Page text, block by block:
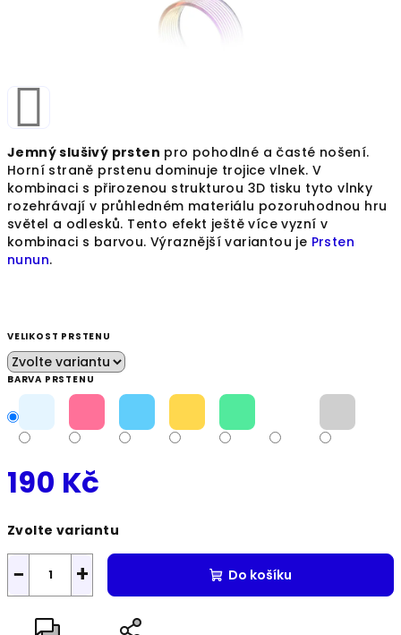
Jemný slušivý prsten pro pohodlné a časté nošení.
Horní straně prstenu dominuje trojice vlnek. V
kombinaci s přirozenou strukturou 3D tisku tyto vlnky
rozehrávají v průhledném materiálu pozoruhodnou hru
světel a odlesků. Tento efekt ještě více vyzní v
kombinaci s barvou. Výraznější variantou je Prsten
nunun.
VELIKOST PRSTENU
BARVA PRSTENU
190 Kč
cena:
Zvolte variantu
+
− Do košíku